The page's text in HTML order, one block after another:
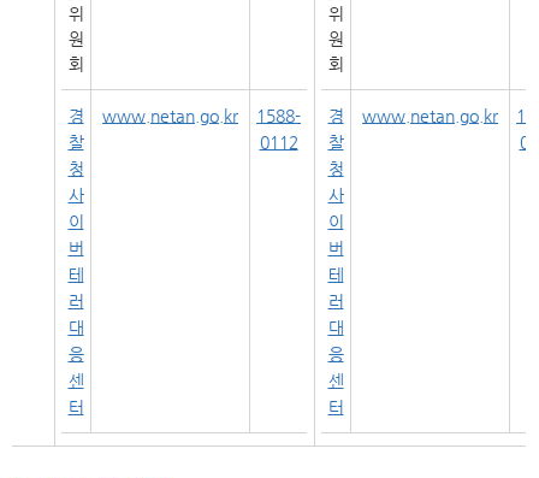
위
원
회
경
찰
청
사
이
버
테
러
대
응
센
터
www.netan.go.kr
1588-
0112
위
원
회
경
찰
청
사
이
버
테
러
대
응
센
터
www.netan.go.kr